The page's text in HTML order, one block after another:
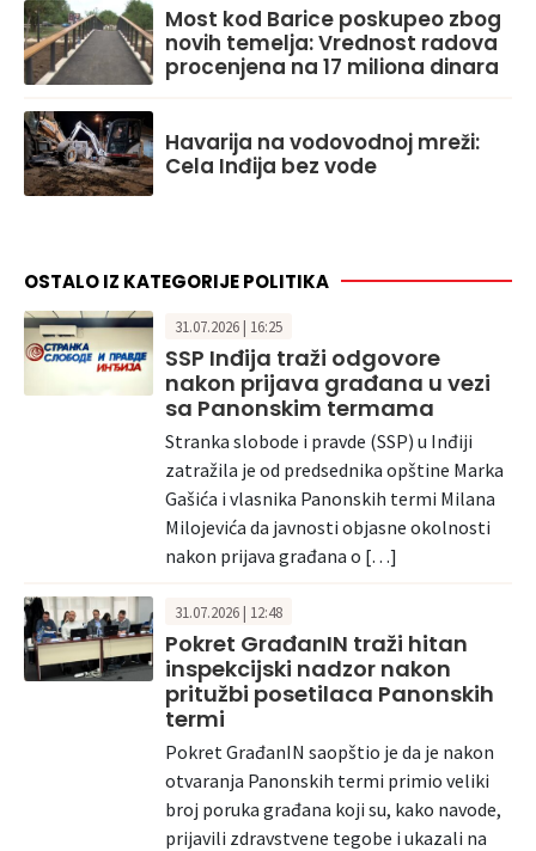
Most kod Barice poskupeo zbog
novih temelja: Vrednost radova
procenjena na 17 miliona dinara
Havarija na vodovodnoj mreži:
Cela Inđija bez vode
OSTALO IZ KATEGORIJE POLITIKA
31.07.2026 | 16:25
SSP Inđija traži odgovore
nakon prijava građana u vezi
sa Panonskim termama
Stranka slobode i pravde (SSP) u Inđiji
zatražila je od predsednika opštine Marka
Gašića i vlasnika Panonskih termi Milana
Milojevića da javnosti objasne okolnosti
nakon prijava građana o […]
31.07.2026 | 12:48
Pokret GrađanIN traži hitan
inspekcijski nadzor nakon
pritužbi posetilaca Panonskih
termi
Pokret GrađanIN saopštio je da je nakon
otvaranja Panonskih termi primio veliki
broj poruka građana koji su, kako navode,
prijavili zdravstvene tegobe i ukazali na